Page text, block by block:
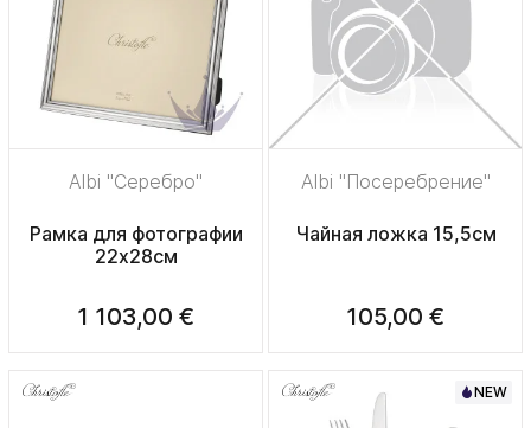
Albi "Серебро"
Рамка для фотографии
22х28см
1 103,00 €
Albi "Посеребрение"
Чайная ложка 15,5см
105,00 €
NEW